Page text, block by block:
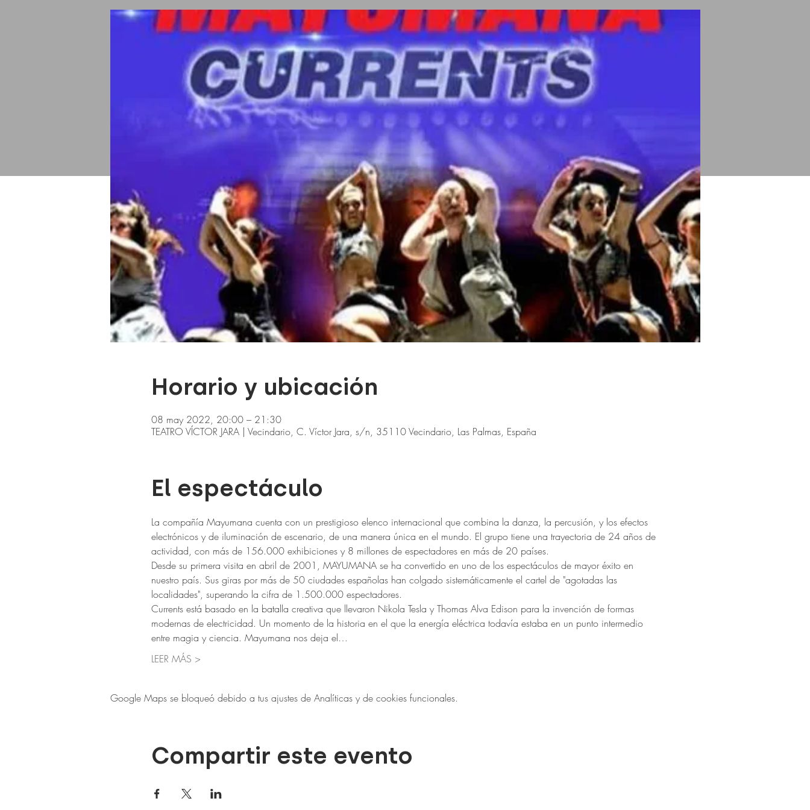
Horario y ubicación
08 may 2022, 20:00 – 21:30
TEATRO VÍCTOR JARA | Vecindario, C. Víctor Jara, s/n, 35110 Vecindario, Las Palmas, España
El espectáculo
La compañía Mayumana cuenta con un prestigioso elenco internacional que combina la danza, la percusión, y los efectos
electrónicos y de iluminación de escenario, de una manera única en el mundo. El grupo tiene una trayectoria de 24 años de
actividad, con más de 156.000 exhibiciones y 8 millones de espectadores en más de 20 países.
Desde su primera visita en abril de 2001, MAYUMANA se ha convertido en uno de los espectáculos de mayor éxito en
nuestro país. Sus giras por más de 50 ciudades españolas han colgado sistemáticamente el cartel de "agotadas las
localidades", superando la cifra de 1.500.000 espectadores.
Currents está basado en la batalla creativa que llevaron Nikola Tesla y Thomas Alva Edison para la invención de formas
modernas de electricidad. Un momento de la historia en el que la energía eléctrica todavía estaba en un punto intermedio
entre magia y ciencia. Mayumana nos deja el…
LEER MÁS >
Google Maps se bloqueó debido a tus ajustes de Analíticas y de cookies funcionales.
Compartir este evento